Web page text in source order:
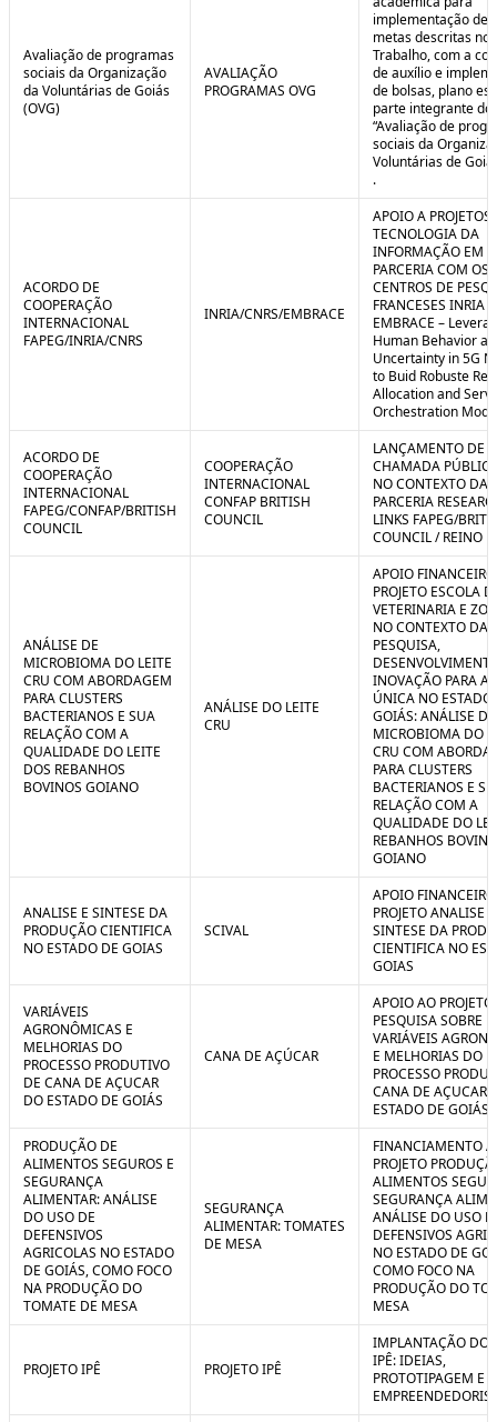
Avaliação de programas
sociais da Organização
da Voluntárias de Goiás
(OVG)
AVALIAÇÃO
PROGRAMAS OVG
implementação de
metas descritas no
Trabalho, com a
de auxílio e
de bolsas, plano
parte integrante do
“Avaliação de
sociais da
Voluntárias de
.
ACORDO DE
COOPERAÇÃO
INTERNACIONAL
FAPEG/INRIA/CNRS
INRIA/CNRS/EMBRACE
APOIO A PROJETOS
TECNOLOGIA DA
INFORMAÇÃO EM
PARCERIA COM OS
CENTROS DE
FRANCESES INRIA
EMBRACE –
Human Behavior
Uncertainty in 5G
to Buid Robuste
Allocation and
Orchestration
ACORDO DE
COOPERAÇÃO
INTERNACIONAL
FAPEG/CONFAP/BRITISH
COUNCIL
COOPERAÇÃO
INTERNACIONAL
CONFAP BRITISH
COUNCIL
LANÇAMENTO DE
CHAMADA
NO CONTEXTO DA
PARCERIA
LINKS FAPEG/
COUNCIL / REINO
ANÁLISE DE
MICROBIOMA DO LEITE
CRU COM ABORDAGEM
PARA CLUSTERS
BACTERIANOS E SUA
RELAÇÃO COM A
QUALIDADE DO LEITE
DOS REBANHOS
BOVINOS GOIANO
ANÁLISE DO LEITE
CRU
APOIO
PROJETO ESCOLA
VETERINARIA E
NO CONTEXTO DA
PESQUISA,
INOVAÇÃO PARA A
ÚNICA NO ESTADO
GOIÁS: ANÁLISE DE
MICROBIOMA DO
CRU COM
PARA CLUSTERS
BACTERIANOS E
RELAÇÃO COM A
QUALIDADE DO
REBANHOS
GOIANO
ANALISE E SINTESE DA
PRODUÇÃO CIENTIFICA
NO ESTADO DE GOIAS
SCIVAL
APOIO
PROJETO ANALISE E
SINTESE DA
CIENTIFICA NO
GOIAS
VARIÁVEIS
AGRONÔMICAS E
MELHORIAS DO
PROCESSO PRODUTIVO
DE CANA DE AÇUCAR
DO ESTADO DE GOIÁS
CANA DE AÇÚCAR
APOIO AO
PESQUISA SOBRE
VARIÁVEIS
E MELHORIAS DO
PROCESSO
CANA DE AÇUCAR
ESTADO DE GOIÁS
PRODUÇÃO DE
ALIMENTOS SEGUROS E
SEGURANÇA
ALIMENTAR: ANÁLISE
DO USO DE
DEFENSIVOS
AGRICOLAS NO ESTADO
DE GOIÁS, COMO FOCO
NA PRODUÇÃO DO
TOMATE DE MESA
SEGURANÇA
ALIMENTAR: TOMATES
DE MESA
FINANCIAMENTO
PROJETO
ALIMENTOS
SEGURANÇA
ANÁLISE DO USO
DEFENSIVOS
NO ESTADO DE
COMO FOCO NA
PRODUÇÃO DO
MESA
PROJETO IPÊ PROJETO IPÊ
IMPLANTAÇÃO DO
IPÊ: IDEIAS,
PROTOTIPAGEM E